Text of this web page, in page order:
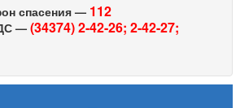
спасения — 112
—(34374) 2-42-26; 2-42-27;